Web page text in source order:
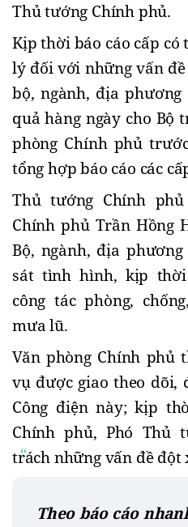
Thủ tướng Chính phủ.
Kịp thời báo cáo cấp
lý đối với những vấn
bộ, ngành, địa
quả hàng ngày cho Bộ
phòng Chính phủ
tổng hợp báo cáo các
Thủ tướng Chính
Chính phủ Trần Hồng
Bộ, ngành, địa
sát tình hình, kịp
công tác phòng,
mưa lũ.
Văn phòng Chính phủ
vụ được giao theo dõi,
Công điện này; kịp
Chính phủ, Phó Thủ
trách những vấn đề đột
Theo báo cáo